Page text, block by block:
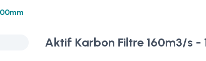
Aktif Karbon Filtre 160m3/s -